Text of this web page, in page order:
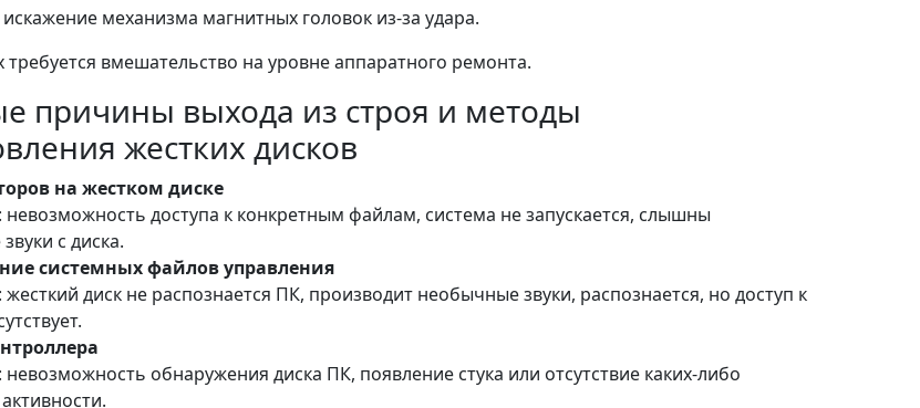
механизма магнитных головок из-за удара.
требуется вмешательство на уровне аппаратного ремонта.
причины выхода из строя и методы
жестких дисков
на жестком диске
доступа к конкретным файлам, система не запускается, слышны
с диска.
системных файлов управления
диск не распознается ПК, производит необычные звуки, распознается, но доступ к
обнаружения диска ПК, появление стука или отсутствие каких-либо